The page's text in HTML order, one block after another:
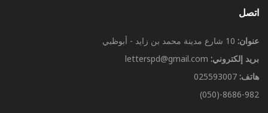
اتصل
عنوان: 10 شارع مدينة محمد بن زايد - أبوظبي
بريد إلكتروني: letterspd@gmail.com
هاتف: 025593007
8686-982-(050)